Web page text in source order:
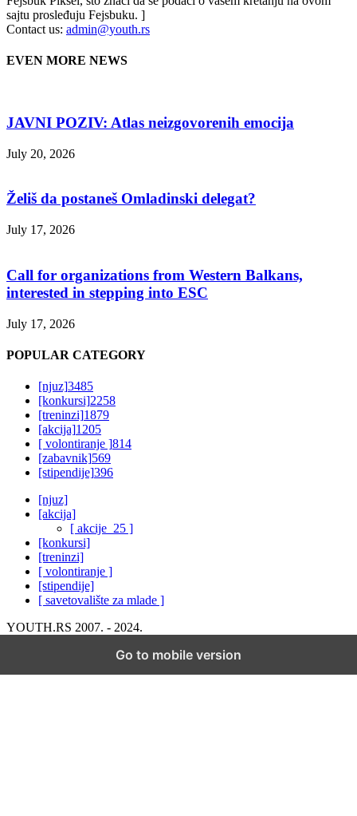
sajtu prosleđuju Fejsbuku. ]
Contact us: admin@youth.rs
EVEN MORE NEWS
JAVNI POZIV: Atlas neizgovorenih emocija
July 20, 2026
Želiš da postaneš Omladinski delegat?
July 17, 2026
Call for organizations from Western Balkans,
interested in stepping into ESC
July 17, 2026
POPULAR CATEGORY
[njuz]3485
[konkursi]2258
[treninzi]1879
[akcija]1205
[ volontiranje ]814
[zabavnik]569
[stipendije]396
[njuz]
[akcija]
[ akcije_25 ]
[konkursi]
[treninzi]
[ volontiranje ]
[stipendije]
[ savetovalište za mlade ]
YOUTH.RS 2007. - 2024.
Go to mobile version